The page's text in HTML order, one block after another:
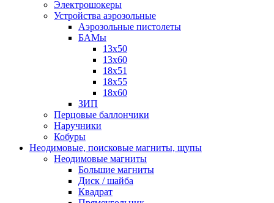
Электрошокеры
Устройства аэрозольные
Аэрозольные пистолеты
БАМы
13х50
13х60
18х51
18х55
18х60
ЗИП
Перцовые баллончики
Наручники
Кобуры
Неодимовые, поисковые магниты, щупы
Неодимовые магниты
Большие магниты
Диск / шайба
Квадрат